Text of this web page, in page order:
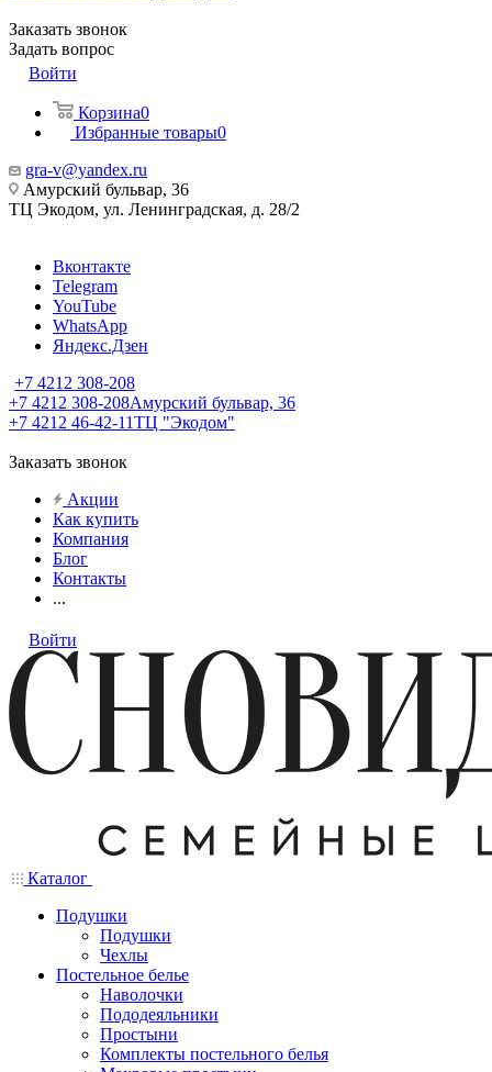
Заказать звонок
Задать вопрос
Войти
Корзина0
Избранные товары0
gra-v@yandex.ru
Амурский бульвар, 36
ТЦ Экодом, ул. Ленинградская, д. 28/2
Вконтакте
Telegram
YouTube
WhatsApp
Яндекс.Дзен
+7 4212 308-208
+7 4212 308-208Амурский бульвар, 36
+7 4212 46-42-11ТЦ "Экодом"
Заказать звонок
Акции
Как купить
Компания
Блог
Контакты
...
Войти
Каталог
Подушки
Подушки
Чехлы
Постельное белье
Наволочки
Пододеяльники
Простыни
Комплекты постельного белья